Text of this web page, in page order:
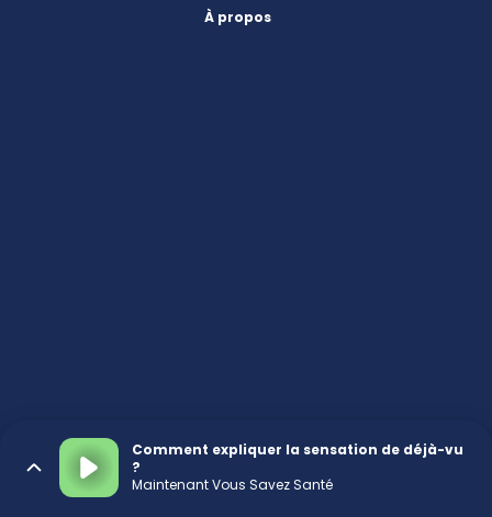
À propos
Comment expliquer la sensation de déjà-vu
?
Maintenant Vous Savez Santé